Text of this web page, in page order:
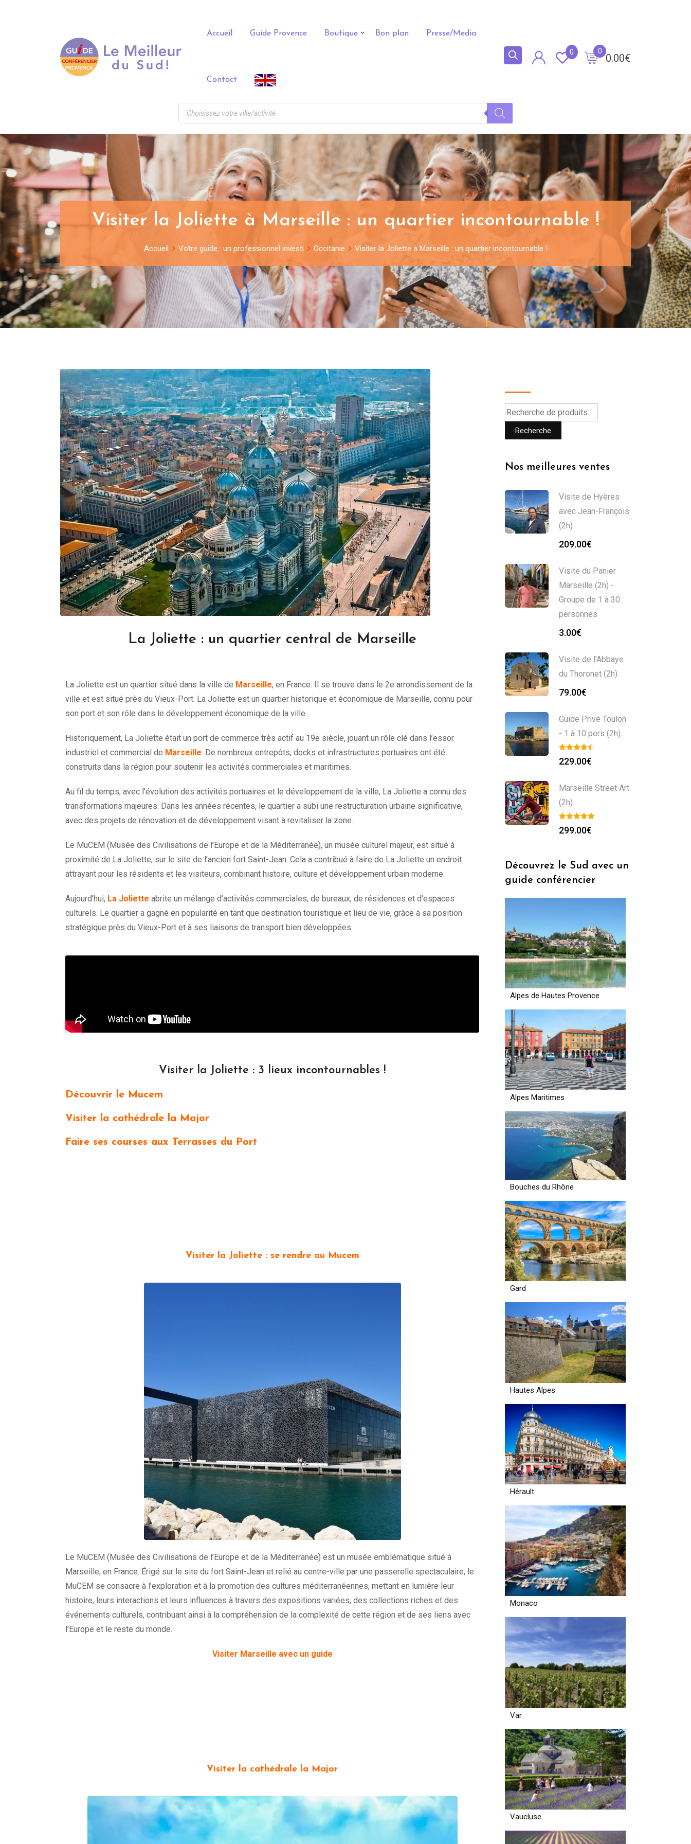
Accueil Guide Provence Boutique Bon plan Presse/Media
Contact
0.00€
0
0
Visiter la Joliette à Marseille : un quartier incontournable !
Accueil Votre guide : un professionnel investi Occitanie Visiter la Joliette à Marseille : un quartier incontournable !
La Joliette : un quartier central de Marseille
La Joliette est un quartier situé dans la ville de Marseille, en France. Il se trouve dans le 2e arrondissement de la
ville et est situé près du Vieux-Port. La Joliette est un quartier historique et économique de Marseille, connu pour
son port et son rôle dans le développement économique de la ville.
Historiquement, La Joliette était un port de commerce très actif au 19e siècle, jouant un rôle clé dans l’essor
industriel et commercial de Marseille. De nombreux entrepôts, docks et infrastructures portuaires ont été
construits dans la région pour soutenir les activités commerciales et maritimes.
Au fil du temps, avec l’évolution des activités portuaires et le développement de la ville, La Joliette a connu des
transformations majeures. Dans les années récentes, le quartier a subi une restructuration urbaine significative,
avec des projets de rénovation et de développement visant à revitaliser la zone.
Le MuCEM (Musée des Civilisations de l’Europe et de la Méditerranée), un musée culturel majeur, est situé à
proximité de La Joliette, sur le site de l’ancien fort Saint-Jean. Cela a contribué à faire de La Joliette un endroit
attrayant pour les résidents et les visiteurs, combinant histoire, culture et développement urbain moderne.
Aujourd’hui, La Joliette abrite un mélange d’activités commerciales, de bureaux, de résidences et d’espaces
culturels. Le quartier a gagné en popularité en tant que destination touristique et lieu de vie, grâce à sa position
stratégique près du Vieux-Port et à ses liaisons de transport bien développées.
Visiter la Joliette : 3 lieux incontournables !
Découvrir le Mucem
Visiter la cathédrale la Major
Faire ses courses aux Terrasses du Port
Visiter la Joliette : se rendre au Mucem
Le MuCEM (Musée des Civilisations de l’Europe et de la Méditerranée) est un musée emblématique situé à
Marseille, en France. Érigé sur le site du fort Saint-Jean et relié au centre-ville par une passerelle spectaculaire, le
MuCEM se consacre à l’exploration et à la promotion des cultures méditerranéennes, mettant en lumière leur
histoire, leurs interactions et leurs influences à travers des expositions variées, des collections riches et des
événements culturels, contribuant ainsi à la compréhension de la complexité de cette région et de ses liens avec
l’Europe et le reste du monde.
Visiter Marseille avec un guide
Visiter la cathédrale la Major
Recherche
Nos meilleures ventes
Visite de Hyères
avec Jean-François
(2h)
209.00€
Visite du Panier
Marseille (2h) -
Groupe de 1 à 30
personnes
3.00€
Visite de l'Abbaye
du Thoronet (2h)
79.00€
Guide Privé Toulon
- 1 à 10 pers (2h)
229.00€
Marseille Street Art
(2h)
299.00€
Découvrez le Sud avec un
guide conférencier
Alpes de Hautes Provence
Alpes Maritimes
Bouches du Rhône
Gard
Hautes Alpes
Hérault
Monaco
Var
Vaucluse